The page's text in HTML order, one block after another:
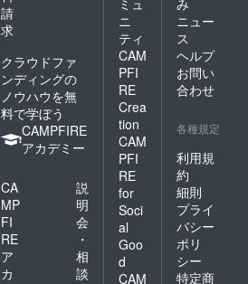
請
求
クラウドファ
ンディングの
ノウハウを無
料で学ぼう
CAMPFIRE
アカデミー
CA
MP
FI
RE
ア
カ
説
明
会
・
相
談
ニ
ティ
CAM
PFI
RE
Crea
tion
CAM
PFI
RE
for
Soci
al
Goo
d
CAM
ニュー
ス
ヘルプ
お問い
合わせ
各種規定
利用規
約
細則
プライ
バシー
ポリ
シー
特定商